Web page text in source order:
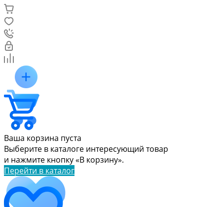
Ваша корзина пуста
Выберите в каталоге интересующий товар
и нажмите кнопку «В корзину».
Перейти в каталог